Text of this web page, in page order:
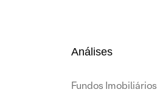
Análises
Fundos Imobiliários